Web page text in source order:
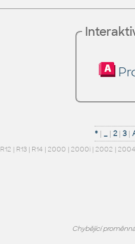
* | _ |2 |3 |
R12 | R13| R14| 2000 | 2000i| 2002 | 2004
Chybějící